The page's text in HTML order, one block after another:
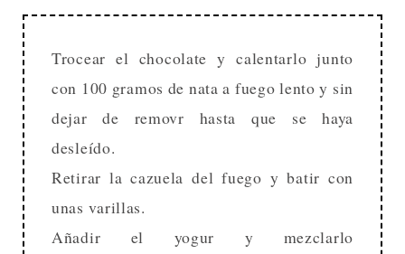
Trocear el chocolate y calentarlo junto
con 100 gramos de nata a fuego lento y sin
dejar de removr hasta que se haya
desleído.
Retirar la cazuela del fuego y batir con
unas varillas.
Añadir el yogur y mezclarlo